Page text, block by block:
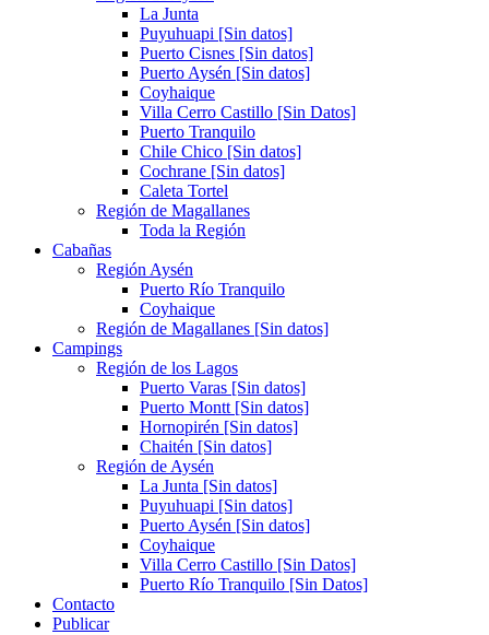
La Junta
Puyuhuapi [Sin datos]
Puerto Cisnes [Sin datos]
Puerto Aysén [Sin datos]
Coyhaique
Villa Cerro Castillo [Sin Datos]
Puerto Tranquilo
Chile Chico [Sin datos]
Cochrane [Sin datos]
Caleta Tortel
Región de Magallanes
Toda la Región
Cabañas
Región Aysén
Puerto Río Tranquilo
Coyhaique
Región de Magallanes [Sin datos]
Campings
Región de los Lagos
Puerto Varas [Sin datos]
Puerto Montt [Sin datos]
Hornopirén [Sin datos]
Chaitén [Sin datos]
Región de Aysén
La Junta [Sin datos]
Puyuhuapi [Sin datos]
Puerto Aysén [Sin datos]
Coyhaique
Villa Cerro Castillo [Sin Datos]
Puerto Río Tranquilo [Sin Datos]
Contacto
Publicar